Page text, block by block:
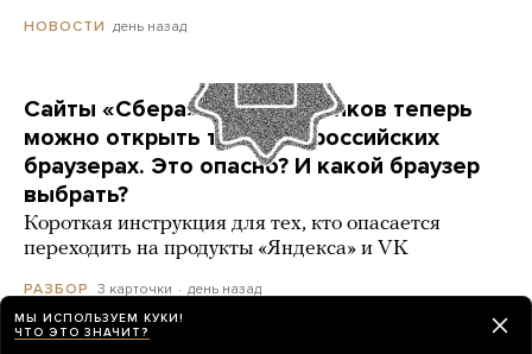
НОВОСТИ день назад
Сайты «Сбера» и других банков теперь
можно открыть только в российских
браузерах. Это опасно? И какой браузер
выбрать?
Короткая инструкция для тех, кто опасается
переходить на продукты «Яндекса» и VK
РАЗБОР 3 карточки день назад
МЫ ИСПОЛЬЗУЕМ КУКИ!
ЧТО ЭТО ЗНАЧИТ?